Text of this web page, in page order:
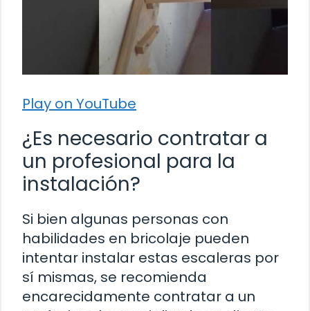
Play on YouTube
¿Es necesario contratar a
un profesional para la
instalación?
Si bien algunas personas con
habilidades en bricolaje pueden
intentar instalar estas escaleras por
sí mismas, se recomienda
encarecidamente contratar a un